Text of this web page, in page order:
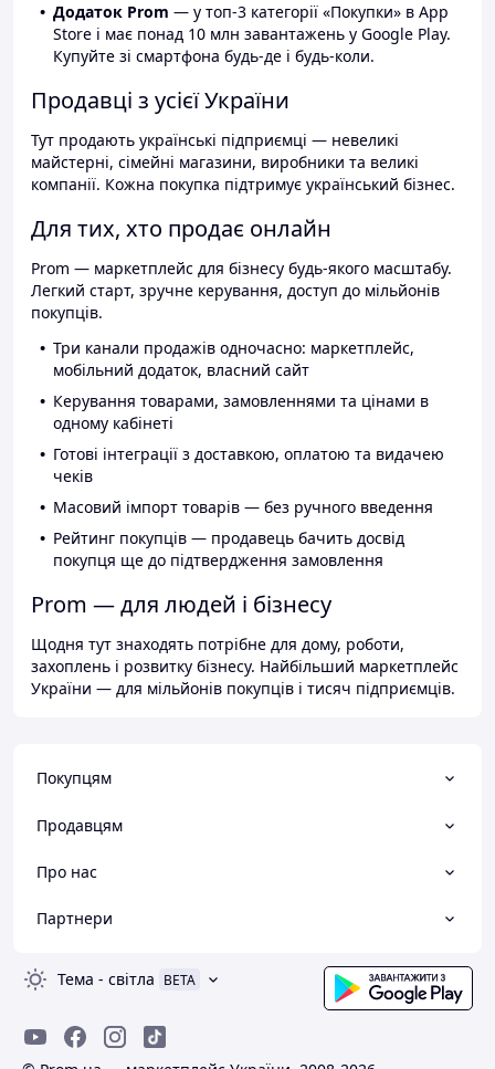
Додаток Prom — у топ-3 категорії «Покупки» в App
Store і має понад 10 млн завантажень у Google Play.
Купуйте зі смартфона будь-де і будь-коли.
Продавці з усієї України
Тут продають українські підприємці — невеликі
майстерні, сімейні магазини, виробники та великі
компанії. Кожна покупка підтримує український бізнес.
Для тих, хто продає онлайн
Prom — маркетплейс для бізнесу будь-якого масштабу.
Легкий старт, зручне керування, доступ до мільйонів
покупців.
Три канали продажів одночасно: маркетплейс,
мобільний додаток, власний сайт
Керування товарами, замовленнями та цінами в
одному кабінеті
Готові інтеграції з доставкою, оплатою та видачею
чеків
Масовий імпорт товарів — без ручного введення
Рейтинг покупців — продавець бачить досвід
покупця ще до підтвердження замовлення
Prom — для людей і бізнесу
Щодня тут знаходять потрібне для дому, роботи,
захоплень і розвитку бізнесу. Найбільший маркетплейс
України — для мільйонів покупців і тисяч підприємців.
Покупцям
Продавцям
Про нас
Партнери
Тема - світла BETA